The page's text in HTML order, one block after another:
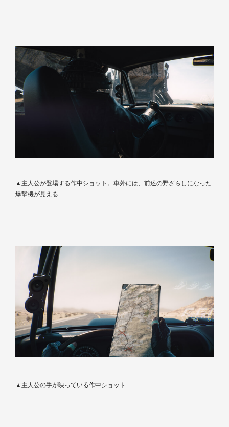
▲主人公が登場する作中ショット。車外には、前述の野ざらしになった
爆撃機が見える
▲主人公の手が映っている作中ショット